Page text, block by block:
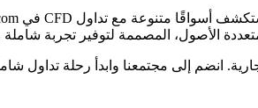
الأصول، المصممة لتوفير تجربة
انضم إلى مجتمعنا وابدأ رحلة تداول